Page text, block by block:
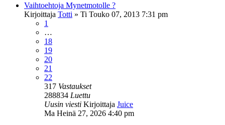
Vaihtoehtoja Mynetmotolle ?
Kirjoittaja Totti » Ti Touko 07, 2013 7:31 pm
1
…
18
19
20
21
22
317 Vastaukset
288834 Luettu
Uusin viesti Kirjoittaja Juice
Ma Heinä 27, 2026 4:40 pm